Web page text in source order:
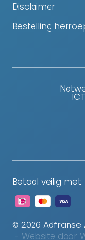
Disclaimer
Bestelling
© 2026 Adfranse
- Website door
Betaal veilig met